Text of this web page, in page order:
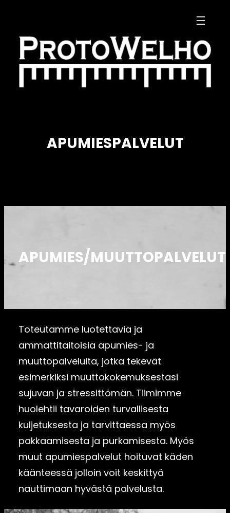
APUMIESPALVELUT
APUMIES/MUUTTOPALVELUT
Toteutamme luotettavia ja
ammattitaitoisia apumies- ja
muuttopalveluita, jotka tekevät
esimerkiksi muuttokokemuksestasi
sujuvan ja stressittömän. Tiimimme
huolehtii tavaroiden turvallisesta
kuljetuksesta ja tarvittaessa myös
pakkaamisesta ja purkamisesta. Myös
muut apumiespalvelut hoituvat käden
käänteessä jolloin voit keskittyä
nauttimaan hyvästä palvelusta.